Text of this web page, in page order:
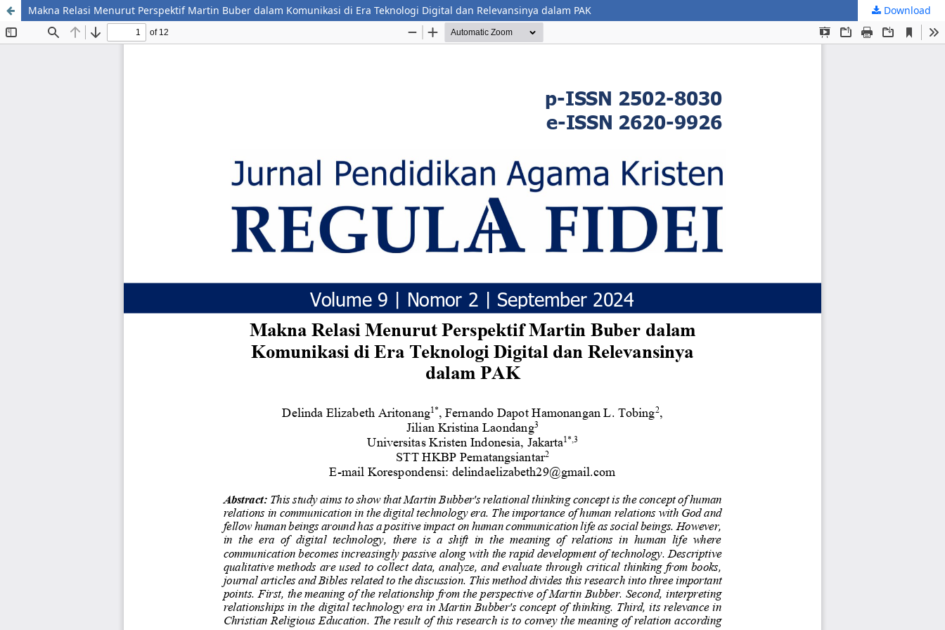
Makna Relasi Menurut Perspektif Martin Buber dalam Komunikasi di Era Teknologi Digital dan Relevansinya dalam PAK Download